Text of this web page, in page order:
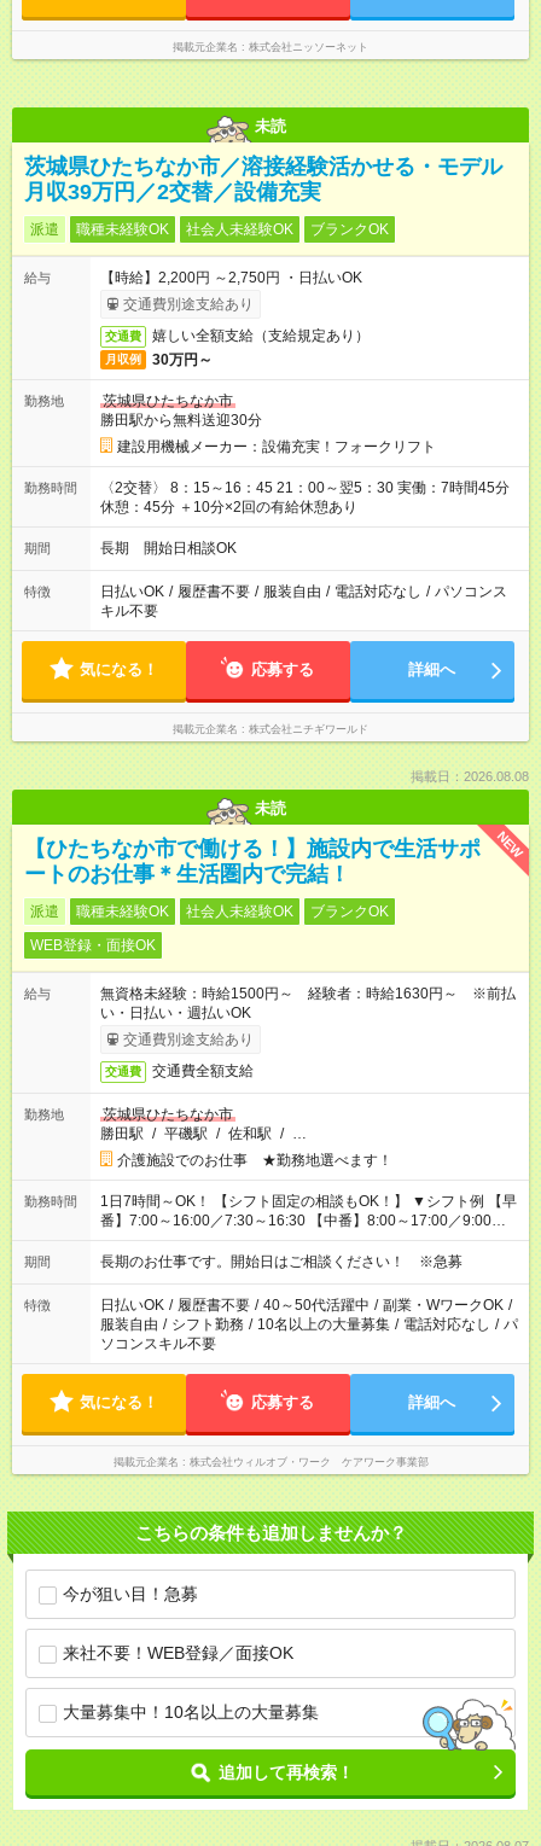
掲載元企業名 株式会社ニッソーネット
未読
茨城県ひたちなか市／溶接経験活かせる・モデル
月収39万円／2交替／設備充実
派遣 職種未経験OK 社会人未経験OK ブランクOK
給与
【時給】2,200円 ～2,750円 ・日払いOK
交通費別途支給あり
交通費 嬉しい全額支給（支給規定あり）
月収例 30万円～
勤務地
茨城県ひたちなか市
勝田駅から無料送迎30分
建設用機械メーカー：設備充実！フォークリフト
勤務時間
〈2交替〉 8：15～16：45 21：00～翌5：30 実働：7時間45分
休憩：45分 ＋10分×2回の有給休憩あり
期間 長期 開始日相談OK
特徴 日払いOK / 履歴書不要 / 服装自由 / 電話対応なし / パソコンス
キル不要
気になる！ 応募する 詳細へ
掲載元企業名 株式会社ニチギワールド
掲載日：2026.08.08
未読
NEW
【ひたちなか市で働ける！】施設内で生活サポ
ートのお仕事＊生活圏内で完結！
派遣 職種未経験OK 社会人未経験OK
ブランクOK
WEB登録・面接OK
給与
無資格未経験：時給1500円～ 経験者：時給1630円～ ※前払
い・日払い・週払いOK
交通費別途支給あり
交通費 交通費全額支給
勤務地
茨城県ひたちなか市
勝田駅 / 平磯駅 / 佐和駅 / …
介護施設でのお仕事 ★勤務地選べます！
勤務時間
1日7時間～OK！ 【シフト固定の相談もOK！】 ▼シフト例 【早
番】7:00～16:00／7:30～16:30 【中番】8:00～17:00／9:00～
18:00 【遅番】11:00～20:00／13:00～22:00
期間 長期のお仕事です。開始日はご相談ください！ ※急募
特徴 日払いOK / 履歴書不要 / 40～50代活躍中 / 副業・WワークOK /
服装自由 / シフト勤務 / 10名以上の大量募集 / 電話対応なし / パ
ソコンスキル不要
気になる！ 応募する 詳細へ
掲載元企業名 株式会社ウィルオブ・ワーク ケアワーク事業部
こちらの条件も追加しませんか？
今が狙い目！急募
来社不要！WEB登録／面接OK
大量募集中！10名以上の大量募集
追加して再検索！